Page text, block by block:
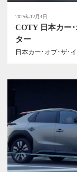
2025年12月4日
COTY 日本カー
ター
日本カー･オブ･ザ･